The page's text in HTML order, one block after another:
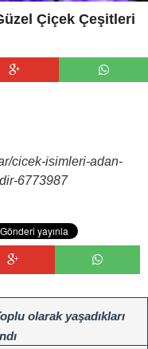
Çiçek Çeşitleri
cicek-isimleri-adan-
6773987
olarak yaşadıkları